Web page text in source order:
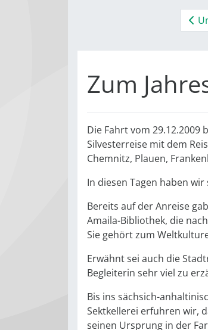
Zum
Die Fahrt vom 29.12.2009
Silvesterreise mit dem
Chemnitz, Plauen,
In diesen Tagen haben
Bereits auf der Anreise
Amaila-Bibliothek, die
Sie gehört zum
Erwähnt sei auch die
Begleiterin sehr viel zu
Bis ins sächsich-
Sektkellerei erfuhren wir,
seinen Ursprung in der